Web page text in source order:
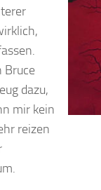
Bruce
dazu,
mir kein
reizen